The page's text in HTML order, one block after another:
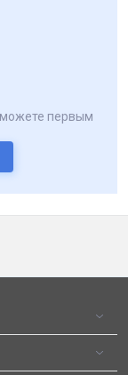
можете первым